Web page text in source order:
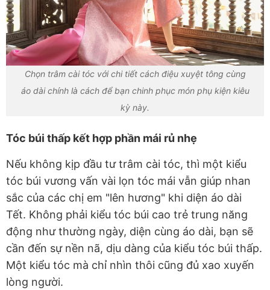
Chọn trâm cài tóc với chi tiết cách điệu xuyệt tông cùng
áo dài chính là cách để bạn chinh phục món phụ kiện kiêu
kỳ này.
Tóc búi thấp kết hợp phần mái rủ nhẹ
Nếu không kịp đầu tư trâm cài tóc, thì một kiểu
tóc búi vương vấn vài lọn tóc mái vẫn giúp nhan
sắc của các chị em "lên hương" khi diện áo dài
Tết. Không phải kiểu tóc búi cao trẻ trung năng
động như thường ngày, diện cùng áo dài, bạn sẽ
cần đến sự nền nã, dịu dàng của kiểu tóc búi thấp.
Một kiểu tóc mà chỉ nhìn thôi cũng đủ xao xuyến
lòng người.